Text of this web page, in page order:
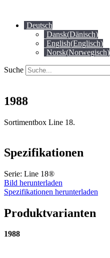
springenDeutsch
Dansk(Dänisch)
English(Englisch)
Norsk(Norwegisch)
Suche
1988
Sortimentbox Line 18.
Spezifikationen
Serie: Line 18®
Bild herunterladen
Spezifikationen herunterladen
Produktvarianten
1988